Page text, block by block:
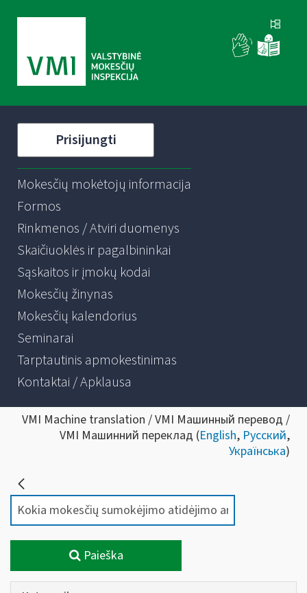
Prisijungti
Mokesčių mokėtojų informacija
Formos
Rinkmenos / Atviri duomenys
Skaičiuoklės ir pagalbininkai
Sąskaitos ir įmokų kodai
Mokesčių žinynas
Mokesčių kalendorius
Seminarai
Tarptautinis apmokestinimas
Kontaktai / Apklausa
VMI Machine translation / VMI Машинный перевод /
VMI Машинний переклад (English, Русский,
Українська)
Paieška